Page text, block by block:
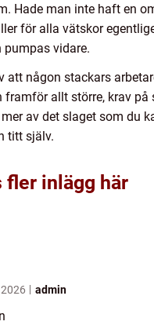
Hade man inte haft en
för alla vätskor
vidare.
någon stackars
allt större, krav
av det slaget som du
titt själv.
fler inlägg här
admin